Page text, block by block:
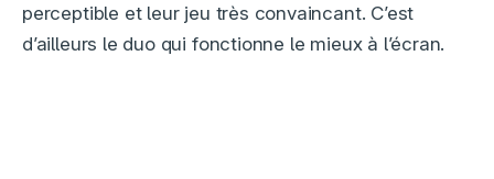
perceptible et leur jeu très convaincant. C’est
d’ailleurs le duo qui fonctionne le mieux à l’écran.